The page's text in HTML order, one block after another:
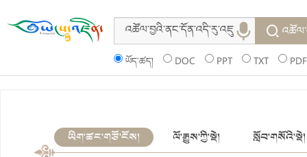
ཡོད་ཚད། DOC PPT TXT PDF
ཡིག་ཚང་གཙོ་ངོས། ལོ་རྒྱུས་ཀྱི་སྡེ། སློབ་གསོའི་སྡེ།